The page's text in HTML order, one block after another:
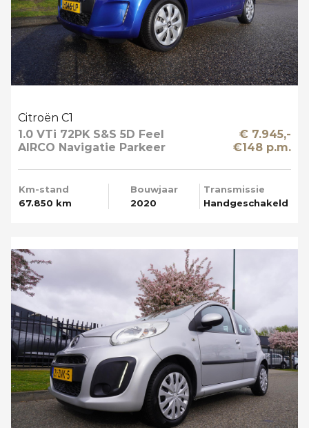
Citroën C1
1.0 VTi 72PK S&S 5D Feel
AIRCO Navigatie Parkeer
€ 7.945,-
€148 p.m.
Km-stand
67.850 km
Bouwjaar
2020
Transmissie
Handgeschakeld